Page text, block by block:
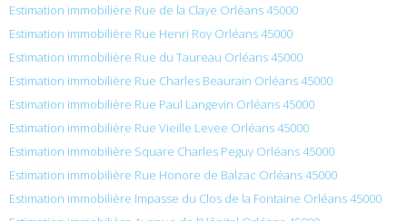
Estimation immobilière Rue de la Claye Orléans 45000
Estimation immobilière Rue Henri Roy Orléans 45000
Estimation immobilière Rue du Taureau Orléans 45000
Estimation immobilière Rue Charles Beaurain Orléans 45000
Estimation immobilière Rue Paul Langevin Orléans 45000
Estimation immobilière Rue Vieille Levee Orléans 45000
Estimation immobilière Square Charles Peguy Orléans 45000
Estimation immobilière Rue Honore de Balzac Orléans 45000
Estimation immobilière Impasse du Clos de la Fontaine Orléans 45000